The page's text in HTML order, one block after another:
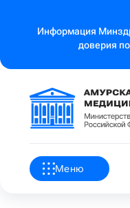
Информация
доверия
Меню